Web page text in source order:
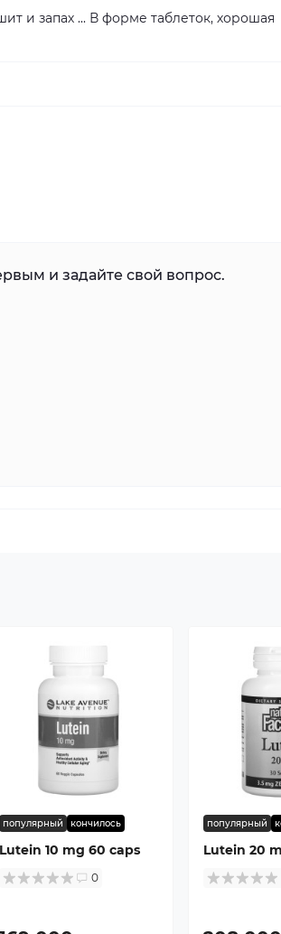
и запах ... В форме таблеток, хорошая
и задайте свой вопрос.
популярный кончилось
Lutein 10 mg 60 caps
0
популярный
Lutein 20